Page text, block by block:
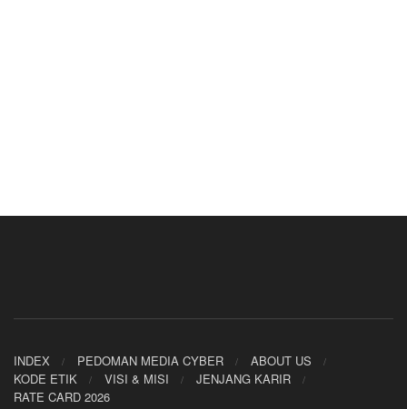
INDEX PEDOMAN MEDIA CYBER
ABOUT US
KODE ETIK
VISI & MISI
JENJANG KARIR
RATE CARD 2026